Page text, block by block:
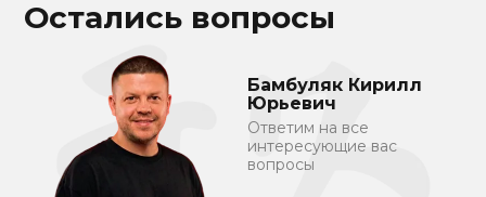
Остались вопросы
Бамбуляк Кирилл
Юрьевич
Ответим на все
интересующие вас
вопросы